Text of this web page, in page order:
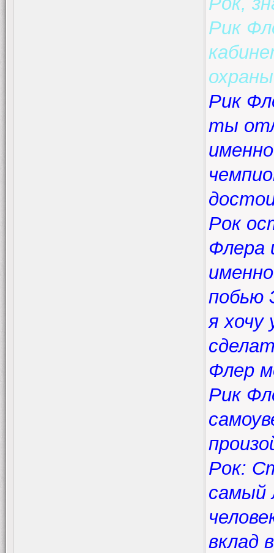
Рик
Рик
ты
Рок
Флера
побью
я
Флер
Рик
Рок:
самый
вклад